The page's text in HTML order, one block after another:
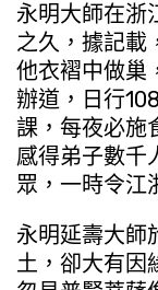
永明大師在浙
之久，據記載
他衣褶中做巢
辦道，日行
課，每夜必施
感得弟子數千
眾，一時令江
永明延壽大師
土，卻大有因